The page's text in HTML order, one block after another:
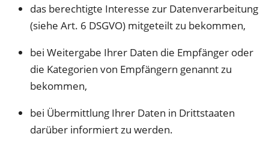
das berechtigte Interesse zur Datenverarbeitung
(siehe Art. 6 DSGVO) mitgeteilt zu bekommen,
bei Weitergabe Ihrer Daten die Empfänger oder
die Kategorien von Empfängern genannt zu
bekommen,
bei Übermittlung Ihrer Daten in Drittstaaten
darüber informiert zu werden.